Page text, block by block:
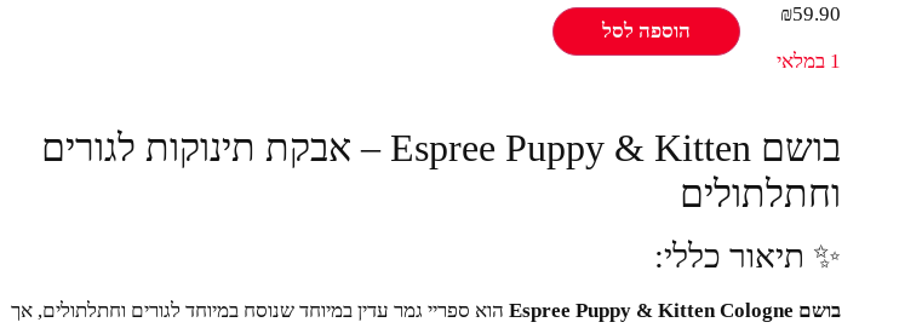
₪59.90
1 במלאי
הוספה לסל
בושם Espree Puppy & Kitten – אבקת תינוקות לגורים
וחתלתולים
✨ תיאור כללי:
בושם Espree Puppy & Kitten Cologne
הוא ספריי גמר עדין במיוחד שנוסח במיוחד לגורים וחתלתולים, אך